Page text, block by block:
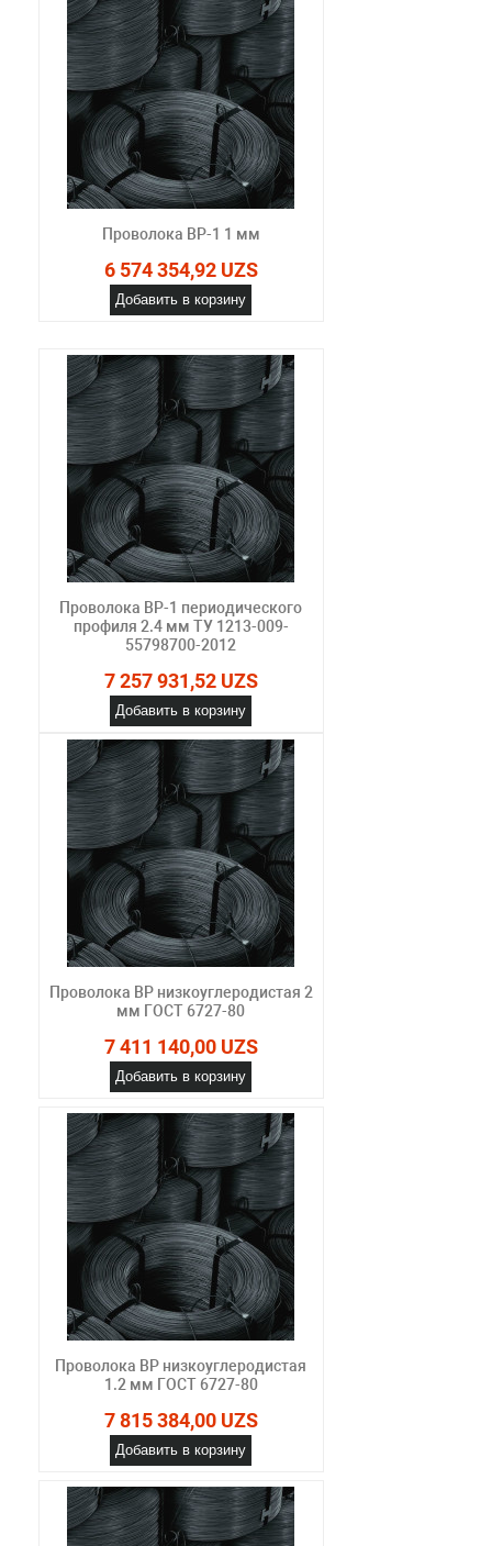
Проволока ВР-1 1 мм
6 574 354,92 UZS
Добавить в корзину
Проволока ВР-1 периодического
профиля 2.4 мм ТУ 1213-009-
55798700-2012
7 257 931,52 UZS
Добавить в корзину
Проволока ВР низкоуглеродистая 2
мм ГОСТ 6727-80
7 411 140,00 UZS
Добавить в корзину
Проволока ВР низкоуглеродистая
1.2 мм ГОСТ 6727-80
7 815 384,00 UZS
Добавить в корзину